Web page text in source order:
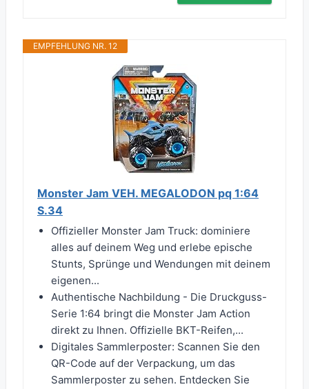
EMPFEHLUNG NR. 12
Monster Jam VEH. MEGALODON pq 1:64
S.34
Offizieller Monster Jam Truck: dominiere
alles auf deinem Weg und erlebe epische
Stunts, Sprünge und Wendungen mit deinem
eigenen...
Authentische Nachbildung - Die Druckguss-
Serie 1:64 bringt die Monster Jam Action
direkt zu Ihnen. Offizielle BKT-Reifen,...
Digitales Sammlerposter: Scannen Sie den
QR-Code auf der Verpackung, um das
Sammlerposter zu sehen. Entdecken Sie